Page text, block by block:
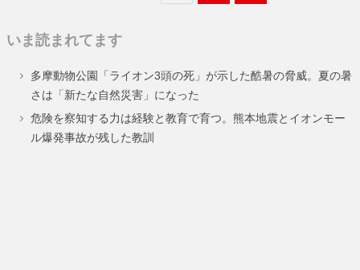
ー
ジ
ー
ジ
ー
ジ
いま読まれてます
多摩動物公園「ライオン3頭の死」が示した酷暑の脅威。夏の暑
さは「新たな自然災害」になった
危険を察知する力は経験と教育で育つ。熊本地震とイオンモー
ル爆発事故が残した教訓